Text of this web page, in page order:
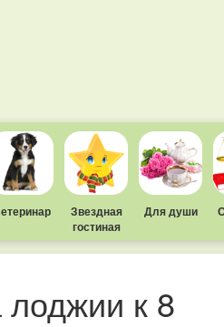
Звездная
гостиная
Для души
лоджии к 8